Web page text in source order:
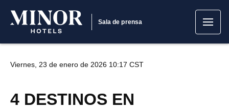
Sala de prensa
Viernes, 23 de enero de 2026 10:17 CST
4 DESTINOS EN